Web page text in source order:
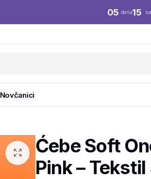
05 dana15
Novčanici
Ćebe Soft
Pink – Tekstil